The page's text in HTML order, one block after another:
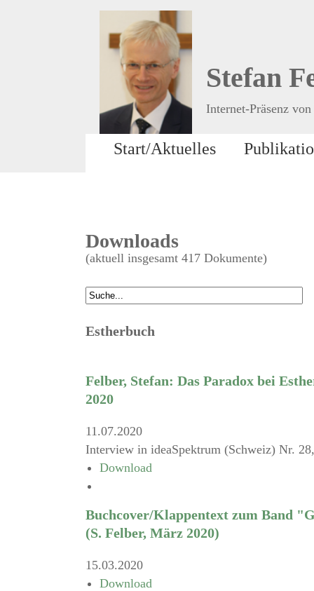
Stefan
Internet-Präsenz
Start/Aktuelles
Downloads
(aktuell insgesamt 417 Dokumente)
Estherbuch
Felber, Stefan: Das Paradox bei
2020
11.07.2020
Interview in ideaSpektrum (Schweiz) Nr.
Download
Buchcover/Klappentext zum Band
(S. Felber, März 2020)
15.03.2020
Download